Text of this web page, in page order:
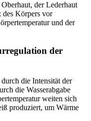
der Lederhaut
des Körpers vor
und der
der
die Intensität der
die Wasserabgabe
weiten sich
produziert, um Wärme